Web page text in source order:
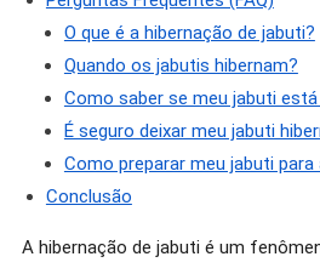
O que é a hibernação de jabuti?
Quando os jabutis hibernam?
Como saber se meu jabuti está
É seguro deixar meu jabuti
Como preparar meu jabuti para
Conclusão
A hibernação de jabuti é um